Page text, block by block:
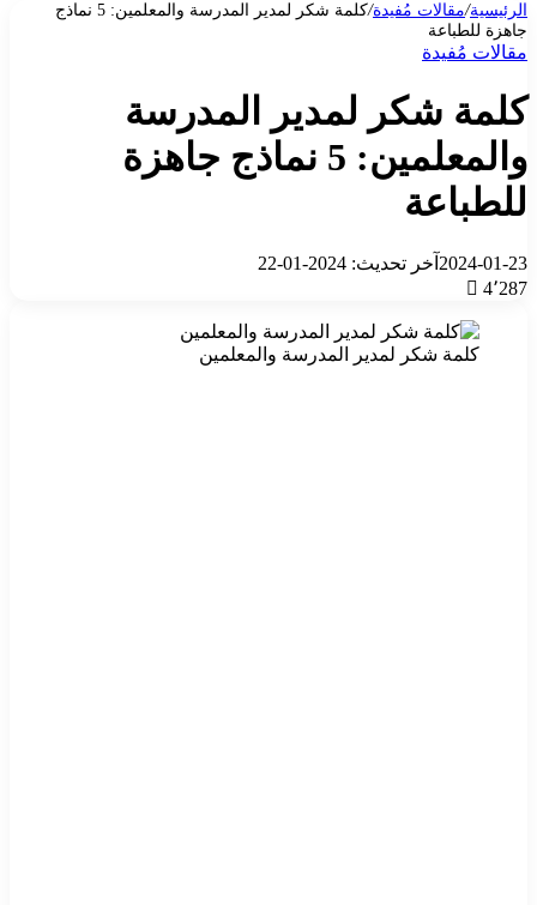
الرئيسية/مقالات مُفيدة/
كلمة شكر لمدير المدرسة والمعلمين: 5 نماذج
جاهزة للطباعة
مقالات مُفيدة
كلمة شكر لمدير المدرسة
والمعلمين: 5 نماذج جاهزة
للطباعة
2024-01-23 آخر تحديث: 2024-01-22
4٬287
كلمة شكر لمدير المدرسة والمعلمين